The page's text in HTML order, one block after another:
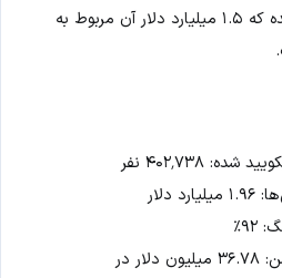
میلیارد دلار لیکوییدیشن شده که ۱.۵ میلیارد دلار آن مربوط به
۴۰۲٬۷۳۸ نفر
دلار
بزرگ‌ترین لیکوییدیشن: ۳۶.۷۸ میلیون دلار در